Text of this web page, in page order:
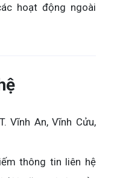
hoạt động ngoài
Vĩnh An, Vĩnh Cửu,
thông tin liên hệ